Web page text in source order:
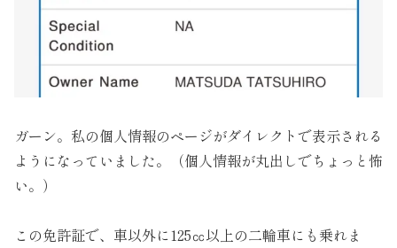
ガーン。私の個人情報のページがダイレクトで表示される
ようになっていました。（個人情報が丸出しでちょっと怖
い。）
この免許証で、車以外に125㏄以上の二輪車にも乗れま